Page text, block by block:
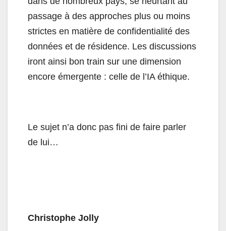
passage à des approches plus ou moins
strictes en matière de confidentialité des
données et de résidence. Les discussions
iront ainsi bon train sur une dimension
encore émergente : celle de l’IA éthique.
Le sujet n’a donc pas fini de faire parler
de lui…
Christophe Jolly